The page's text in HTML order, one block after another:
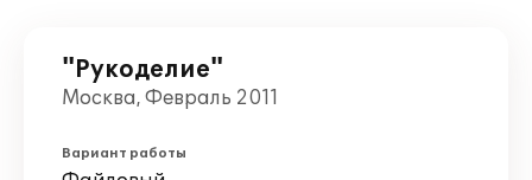
"Рукоделие"
Москва, Февраль 2011
Вариант работы